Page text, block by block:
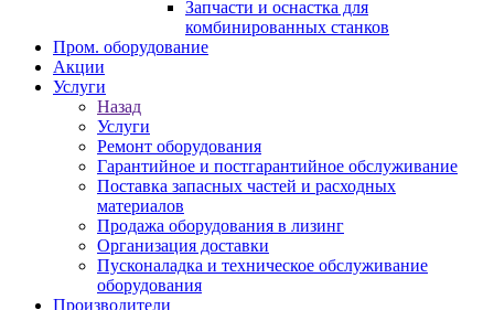
Запчасти и оснастка для
комбинированных станков
Пром. оборудование
Акции
Услуги
Назад
Услуги
Ремонт оборудования
Гарантийное и постгарантийное обслуживание
Поставка запасных частей и расходных
материалов
Продажа оборудования в лизинг
Организация доставки
Пусконаладка и техническое обслуживание
оборудования
Производители